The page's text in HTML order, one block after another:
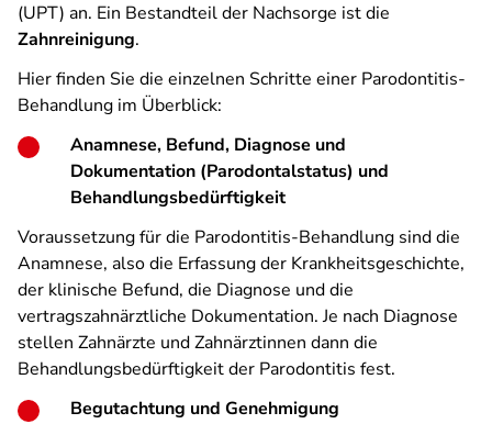
(UPT) an. Ein Bestandteil der Nachsorge ist die
Zahnreinigung.
Hier finden Sie die einzelnen Schritte einer Parodontitis-
Behandlung im Überblick:
Anamnese, Befund, Diagnose und
Dokumentation (Parodontalstatus) und
Behandlungsbedürftigkeit
Voraussetzung für die Parodontitis-Behandlung sind die
Anamnese, also die Erfassung der Krankheitsgeschichte,
der klinische Befund, die Diagnose und die
vertragszahnärztliche Dokumentation. Je nach Diagnose
stellen Zahnärzte und Zahnärztinnen dann die
Behandlungsbedürftigkeit der Parodontitis fest.
Begutachtung und Genehmigung